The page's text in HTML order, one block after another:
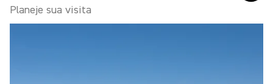
Planeje sua visita